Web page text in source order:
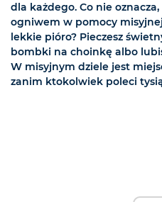
dla każdego. Co nie
ogniwem w pomocy
lekkie pióro? Pieczesz
bombki na choinkę albo
W misyjnym dziele jest
zanim ktokolwiek poleci